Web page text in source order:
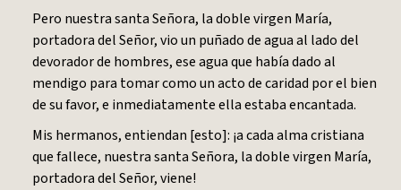
Pero nuestra santa Señora, la doble virgen María,
portadora del Señor, vio un puñado de agua al lado del
devorador de hombres, ese agua que había dado al
mendigo para tomar como un acto de caridad por el bien
de su favor, e inmediatamente ella estaba encantada.
Mis hermanos, entiendan [esto]: ¡a cada alma cristiana
que fallece, nuestra santa Señora, la doble virgen María,
portadora del Señor, viene!